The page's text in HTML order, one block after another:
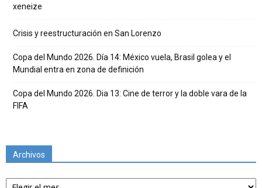
xeneize
Crisis y reestructuración en San Lorenzo
Copa del Mundo 2026. Día 14: México vuela, Brasil golea y el
Mundial entra en zona de definición
Copa del Mundo 2026. Dia 13: Cine de terror y la doble vara de la
FIFA
Archivos
Archivos